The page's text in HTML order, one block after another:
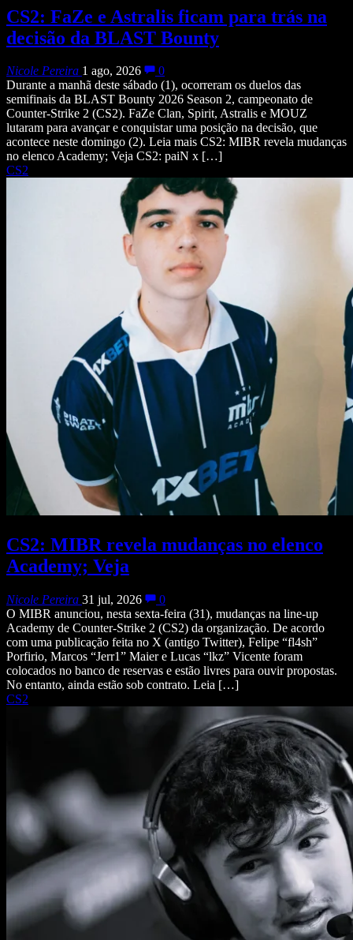
CS2: FaZe e Astralis ficam para trás na
decisão da BLAST Bounty
Nicole Pereira 1 ago, 2026
0
Durante a manhã deste sábado (1), ocorreram os duelos das
semifinais da BLAST Bounty 2026 Season 2, campeonato de
Counter-Strike 2 (CS2). FaZe Clan, Spirit, Astralis e MOUZ
lutaram para avançar e conquistar uma posição na decisão, que
acontece neste domingo (2). Leia mais CS2: MIBR revela mudanças
no elenco Academy; Veja CS2: paiN x […]
CS2
CS2: MIBR revela mudanças no elenco
Academy; Veja
Nicole Pereira 31 jul, 2026
0
O MIBR anunciou, nesta sexta-feira (31), mudanças na line-up
Academy de Counter-Strike 2 (CS2) da organização. De acordo
com uma publicação feita no X (antigo Twitter), Felipe “fl4sh”
Porfirio, Marcos “Jerr1” Maier e Lucas “lkz” Vicente foram
colocados no banco de reservas e estão livres para ouvir propostas.
No entanto, ainda estão sob contrato. Leia […]
CS2